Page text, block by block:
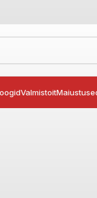
Valmistoit